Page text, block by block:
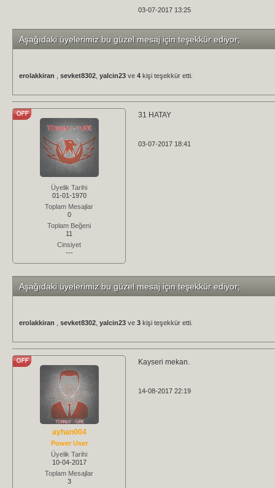
03-07-2017 13:25
Aşağıdaki üyelerimiz bu güzel mesaj için teşekkür ediyor;
erolakkiran sevket8302 yalcin23 ve 4 kişi teşekkür etti.
Üyelik Tarihi
01-01-1970
Toplam Mesajlar
0
Toplam Beğeni
11
Cinsiyet
---
31 HATAY
03-07-2017 18:41
Aşağıdaki üyelerimiz bu güzel mesaj için teşekkür ediyor;
erolakkiran sevket8302 yalcin23 ve 3 kişi teşekkür etti.
ayhan004
Power User
Üyelik Tarihi
10-04-2017
Toplam Mesajlar
3
Kayseri mekan.
14-08-2017 22:19